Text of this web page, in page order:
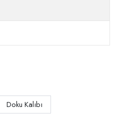
Doku Kalıbı